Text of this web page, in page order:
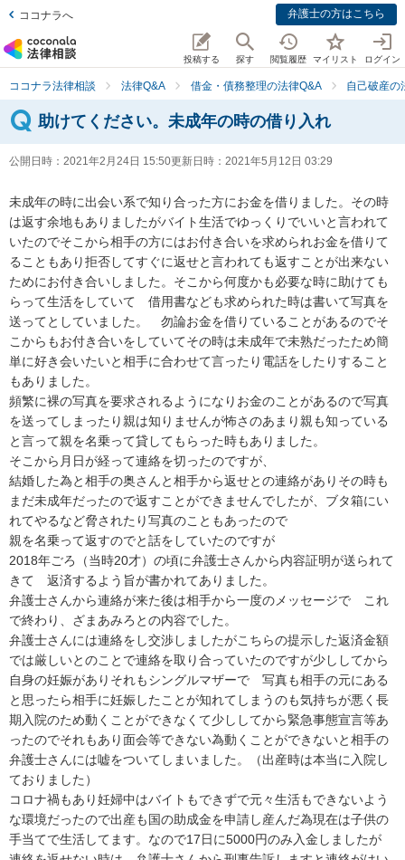
ココナラへ 弁護士の方はこちら
投稿する 探す 閲覧履歴 マイリスト ログイン
ココナラ法律相談 法律Q&A 借金・債務整理の法律Q&A 自己破産の
助けてください。未成年の時の借り入れ
公開日時： 2021年2月24日 15:50更新日時： 2021年5月12日 03:29
未成年の時に出会い系で知り合った方にお金を借りました。その時
は返す余地もありましたがバイト生活でゆっくりでいいと言われて
いたのでそこから相手の方にはお付き合いを求められお金を借りて
ることもあり拒否してすぐに返せと言われても返すことが出来ない
ためにお付き合いしました。そこから何度かも必要な時に助けても
らって生活をしていて　借用書なども求められた時は書いて写真を
送ってとしていました。　勿論お金を借りていることがあるのでそ
こからもお付き合いをしていてその時は未成年で未熟だったため簡
単に好き会いたいと相手に合わせて言ったり電話をしたりすること
もありました。
頻繁に裸の写真を要求されるようになりお金のことがあるので写真
を送ってしまったり親は知りませんが怖さのあまり親も知っている
と言って親を名乗って貸してもらった時もありました。
そこから月日が経って連絡を切ったのですが、
結婚した為と相手の奥さんと相手から返せとの連絡がありその時も
まだ未成年だったので返すことができませんでしたが、ブタ箱にい
れてやるなど脅されたり写真のこともあったので
親を名乗って返すのでと話をしていたのですが
2018年ごろ（当時20才）の頃に弁護士さんから内容証明が送られて
きて　返済するよう旨が書かれてありました。
弁護士さんから連絡が来た後は相手から一度のメッセージで　これ
で終わり、ざまあみろとの内容でした。
弁護士さんには連絡をし交渉しましたがこちらの提示した返済金額
では厳しいとのことで連絡を取り合っていたのですが少ししてから
自身の妊娠がありそれもシングルマザーで　写真も相手の元にある
と思ったら相手に妊娠したことが知れてしまうのも気持ちが悪く長
期入院のため動くことができなくて少ししてから緊急事態宣言等あ
ったのでそれもあり面会等できない為動くことができないと相手の
弁護士さんには嘘をついてしまいました。（出産時は本当に入院し
ておりました）
コロナ禍もあり妊婦中はバイトもできずで元々生活もできないよう
な環境だったので出産も国の助成金を申請し産んだ為現在は子供の
手当てで生活してます。なので17日に5000円のみ入金しましたが